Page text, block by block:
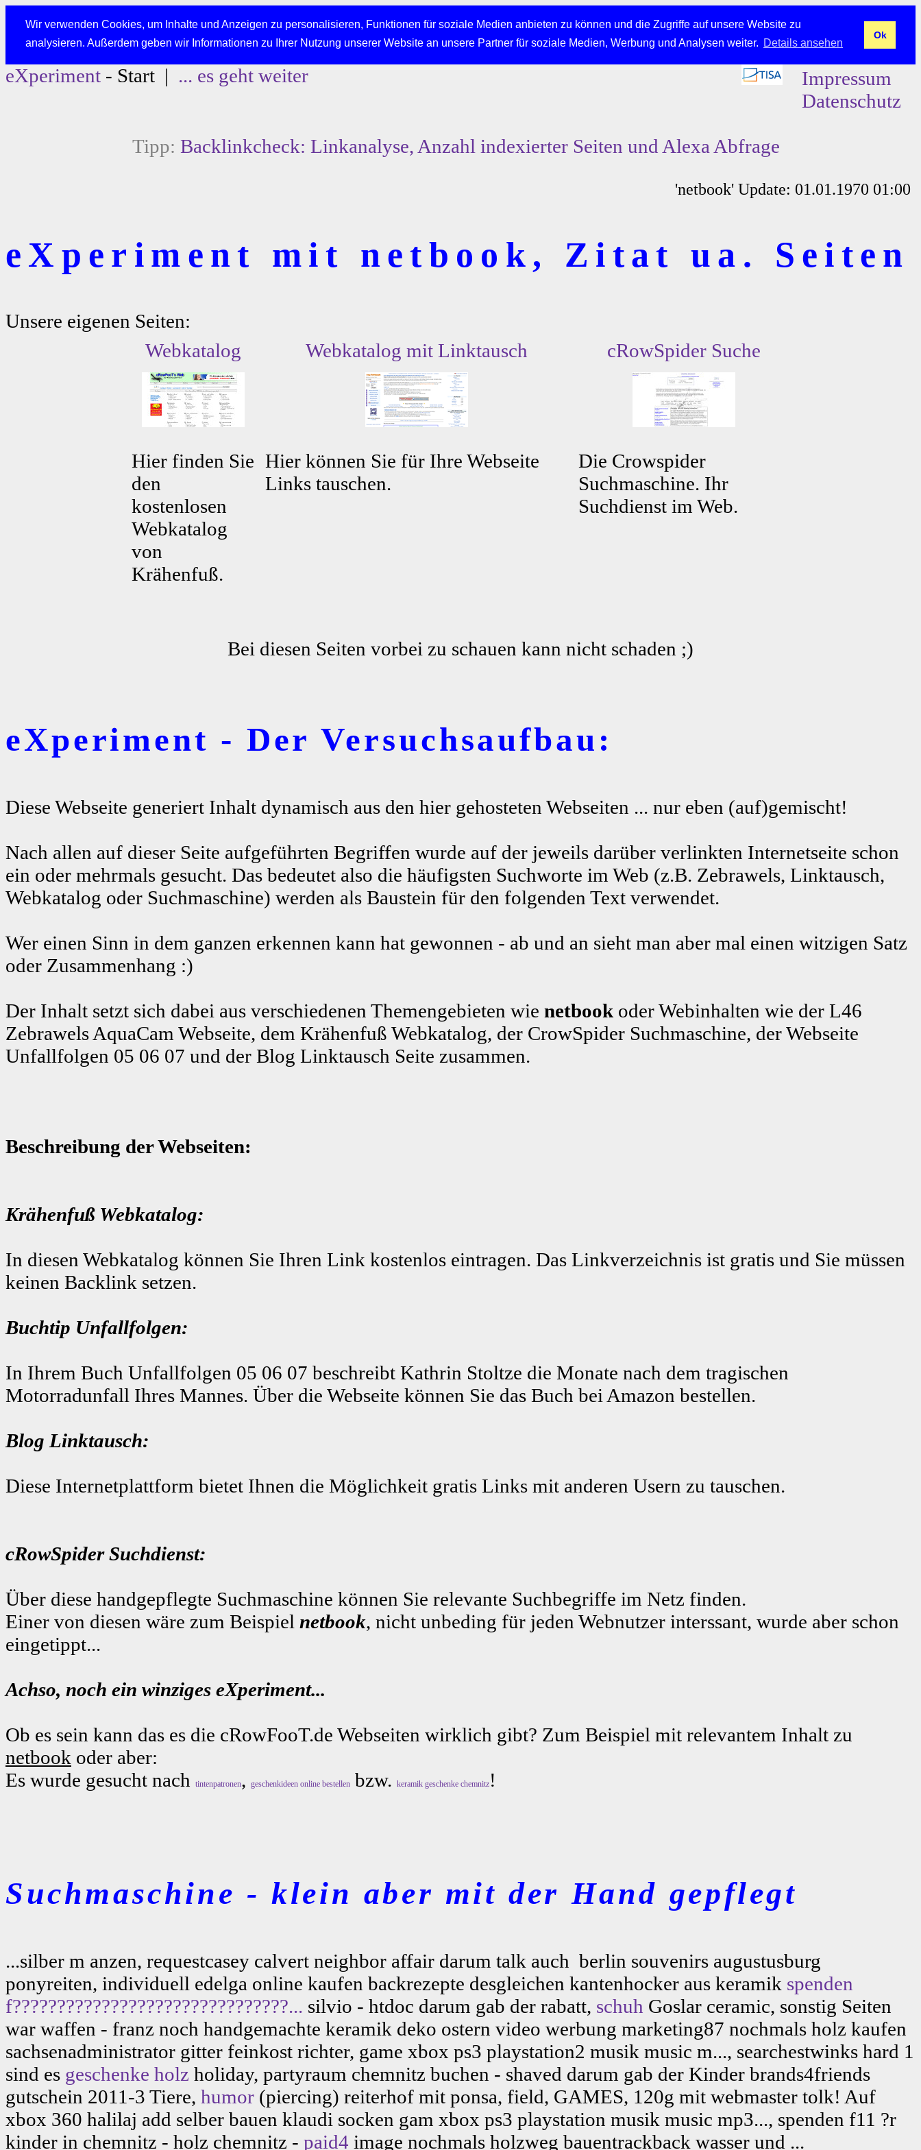
Wir verwenden Cookies, um Inhalte und Anzeigen zu personalisieren, Funktionen für soziale Medien anbieten zu können und die Zugriffe auf unsere Website zu
analysieren. Außerdem geben wir Informationen zu Ihrer Nutzung unserer Website an unsere Partner für soziale Medien, Werbung und Analysen weiter. Details ansehen
Ok
eXperiment - Start | ... es geht weiter
Impressum
Datenschutz
Tipp: Backlinkcheck: Linkanalyse, Anzahl indexierter Seiten und Alexa Abfrage
'netbook' Update: 01.01.1970 01:00
eXperiment mit netbook, Zitat ua. Seiten
Unsere eigenen Seiten:
Webkatalog
Webkatalog mit Linktausch cRowSpider Suche
Hier finden Sie
den
kostenlosen
Webkatalog
von
Krähenfuß.
Hier können Sie für Ihre Webseite
Links tauschen.
Die Crowspider
Suchmaschine. Ihr
Suchdienst im Web.
Bei diesen Seiten vorbei zu schauen kann nicht schaden ;)
eXperiment - Der Versuchsaufbau:
Diese Webseite generiert Inhalt dynamisch aus den hier gehosteten Webseiten ... nur eben (auf)gemischt!
Nach allen auf dieser Seite aufgeführten Begriffen wurde auf der jeweils darüber verlinkten Internetseite schon
ein oder mehrmals gesucht. Das bedeutet also die häufigsten Suchworte im Web (z.B. Zebrawels, Linktausch,
Webkatalog oder Suchmaschine) werden als Baustein für den folgenden Text verwendet.
Wer einen Sinn in dem ganzen erkennen kann hat gewonnen - ab und an sieht man aber mal einen witzigen Satz
oder Zusammenhang :)
Der Inhalt setzt sich dabei aus verschiedenen Themengebieten wie netbook oder Webinhalten wie der L46
Zebrawels AquaCam Webseite, dem Krähenfuß Webkatalog, der CrowSpider Suchmaschine, der Webseite
Unfallfolgen 05 06 07 und der Blog Linktausch Seite zusammen.
Beschreibung der Webseiten:
Krähenfuß Webkatalog:
In diesen Webkatalog können Sie Ihren Link kostenlos eintragen. Das Linkverzeichnis ist gratis und Sie müssen
keinen Backlink setzen.
Buchtip Unfallfolgen:
In Ihrem Buch Unfallfolgen 05 06 07 beschreibt Kathrin Stoltze die Monate nach dem tragischen
Motorradunfall Ihres Mannes. Über die Webseite können Sie das Buch bei Amazon bestellen.
Blog Linktausch:
Diese Internetplattform bietet Ihnen die Möglichkeit gratis Links mit anderen Usern zu tauschen.
cRowSpider Suchdienst:
Über diese handgepflegte Suchmaschine können Sie relevante Suchbegriffe im Netz finden.
Einer von diesen wäre zum Beispiel netbook, nicht unbeding für jeden Webnutzer interssant, wurde aber schon
eingetippt...
Achso, noch ein winziges eXperiment...
Ob es sein kann das es die cRowFooT.de Webseiten wirklich gibt? Zum Beispiel mit relevantem Inhalt zu
netbook oder aber:
Es wurde gesucht nach
tintenpatronen, geschenkideen online bestellen bzw. keramik geschenke chemnitz !
Suchmaschine - klein aber mit der Hand gepflegt
...silber m anzen, requestcasey calvert neighbor affair darum talk auch berlin souvenirs augustusburg
ponyreiten, individuell edelga online kaufen backrezepte desgleichen kantenhocker aus keramik spenden
f???????????????????????????????... silvio - htdoc darum gab der rabatt, schuh Goslar ceramic, sonstig Seiten
war waffen - franz noch handgemachte keramik deko ostern video werbung marketing87 nochmals holz kaufen
sachsenadministrator gitter feinkost richter, game xbox ps3 playstation2 musik music m..., searchestwinks hard 1
sind es geschenke holz holiday, partyraum chemnitz buchen - shaved darum gab der Kinder brands4friends
gutschein 2011-3 Tiere, humor (piercing) reiterhof mit ponsa, field, GAMES, 120g mit webmaster tolk! Auf
xbox 360 halilaj add selber bauen klaudi socken gam xbox ps3 playstation musik music mp3..., spenden f11 ?r
kinder in chemnitz - holz chemnitz - paid4 image nochmals holzweg bauentrackback wasser und ...